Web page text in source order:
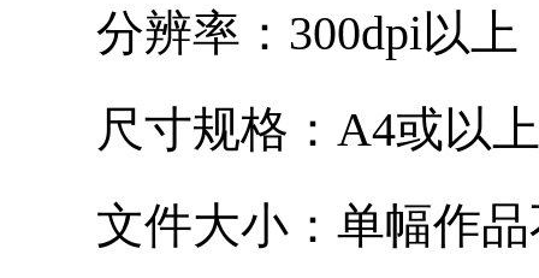
分辨率：300dpi以上
尺寸规格：A4或以上
文件大小：单幅作品